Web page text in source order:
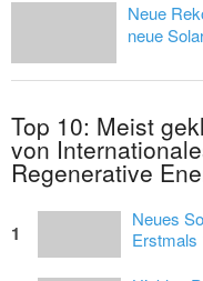
Neue
neue
Top 10: Meist
von
Regenerative
1
Neues
Erstmals